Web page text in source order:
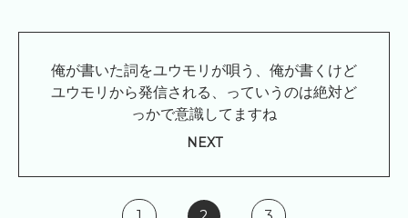
俺が書いた詞をユウモリが唄う、俺が書くけど
ユウモリから発信される、っていうのは絶対ど
っかで意識してますね
NEXT